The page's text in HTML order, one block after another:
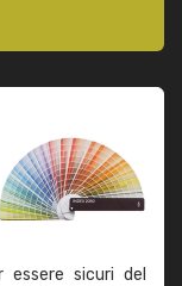
sicuri del